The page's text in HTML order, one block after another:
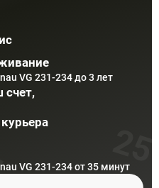
VG 231-234 до 3 лет
счет,
VG 231-234 от 35 минут